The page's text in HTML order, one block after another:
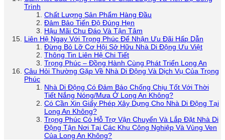
Trình
Chất Lượng Sản Phẩm Hàng Đầu
Đảm Bảo Tiến Độ Đúng Hẹn
Hậu Mãi Chu Đáo Và Tận Tâm
Liên Hệ Ngay Với Trọng Phúc Để Nhận Ưu Đãi Hấp Dẫn
Đừng Bỏ Lỡ Cơ Hội Sở Hữu Nhà Di Động Ưu Việt
Thông Tin Liên Hệ Chi Tiết
Trọng Phúc – Đồng Hành Cùng Phát Triển Long An
Câu Hỏi Thường Gặp Về Nhà Di Động Và Dịch Vụ Của Trọng
Phúc
Nhà Di Động Có Đảm Bảo Chống Chịu Tốt Với Thời
Tiết Nắng Nóng/Mưa Ở Long An Không?
Có Cần Xin Giấy Phép Xây Dựng Cho Nhà Di Động Tại
Long An Không?
Trọng Phúc Có Hỗ Trợ Vận Chuyển Và Lắp Đặt Nhà Di
Động Tận Nơi Tại Các Khu Công Nghiệp Và Vùng Ven
Của Long An Không?